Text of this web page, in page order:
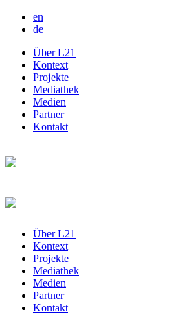
en
de
Über L21
Kontext
Projekte
Mediathek
Medien
Partner
Kontakt
Über L21
Kontext
Projekte
Mediathek
Medien
Partner
Kontakt